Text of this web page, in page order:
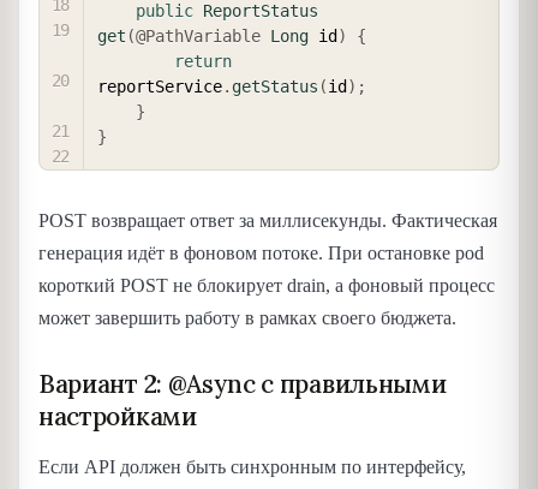
public ReportStatus
get (@PathVariable Long id )
{
return
reportService. getStatus (id ) ;
}
}
POST возвращает ответ за миллисекунды. Фактическая
генерация идёт в фоновом потоке. При остановке pod
короткий POST не блокирует drain, а фоновый процесс
может завершить работу в рамках своего бюджета.
Вариант 2: @Async с правильными
настройками
Если API должен быть синхронным по интерфейсу,